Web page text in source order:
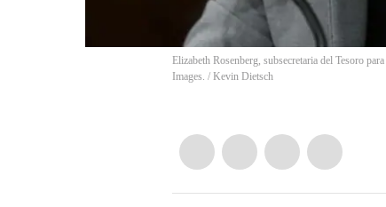
Elizabeth Rosenberg, subsecretaria del Tesoro
Images. / Kevin Dietsch